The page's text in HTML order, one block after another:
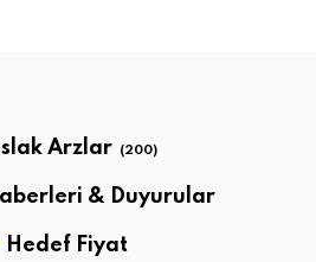
Arzlar (200)
& Duyurular
Hedef Fiyat